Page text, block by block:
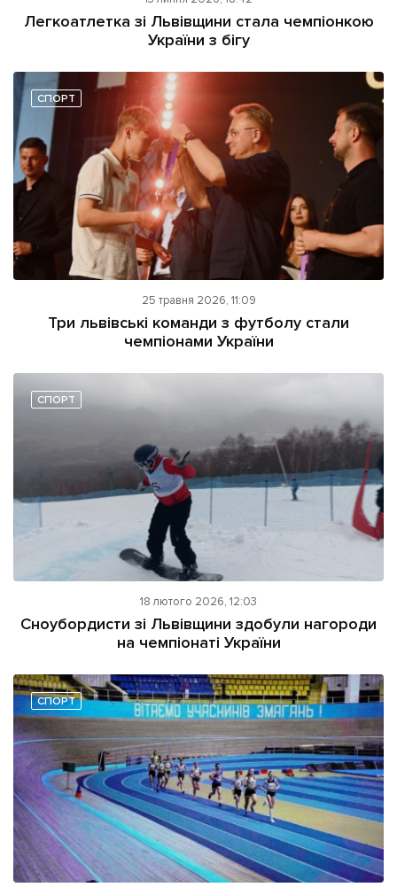
Картки
Репортаж
Розслідування
Погляди
Ініціативи
Лонгріди
Прес-релізи
Фото/Відео
Made in Lviv
Зв'язатися з нами
Реклама на сайті
Політика конфіденційності
Наші соц мережі
Підтримати dyvys.info
Легкоатлетка зі Львівщини стала чемпіонкою
України з бігу
СПОРТ
25 травня 2026, 11:09
Три львівські команди з футболу стали
чемпіонами України
СПОРТ
18 лютого 2026, 12:03
Сноубордисти зі Львівщини здобули нагороди
на чемпіонаті України
СПОРТ